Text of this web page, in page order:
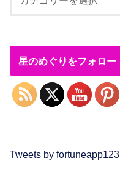
星のめぐりをフォロー
Tweets by fortuneapp123